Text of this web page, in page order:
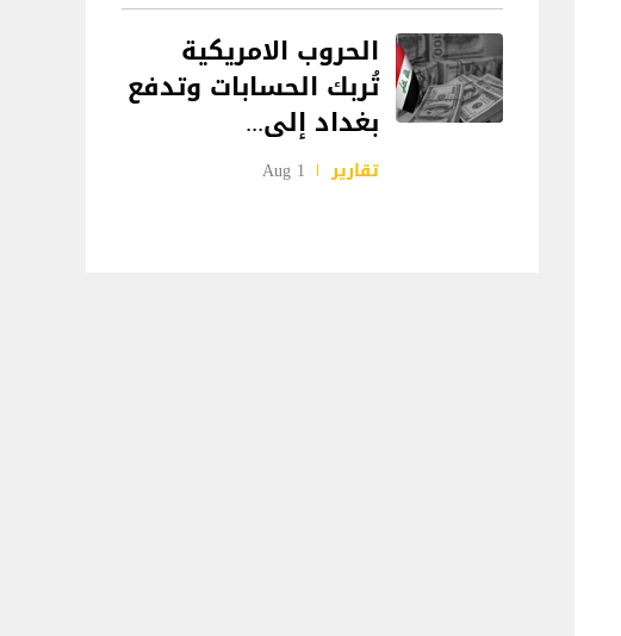
الحروب الامريكية
تُربك الحسابات وتدفع
بغداد إلى...
تقارير 1 Aug